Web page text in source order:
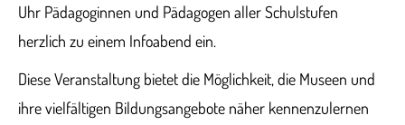
Uhr Pädagoginnen und Pädagogen aller Schulstufen
herzlich zu einem Infoabend ein.
Diese Veranstaltung bietet die Möglichkeit, die Museen und
ihre vielfältigen Bildungsangebote näher kennenzulernen